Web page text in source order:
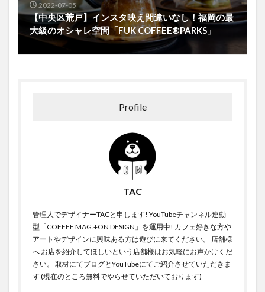
2022-07-05
【中央区荒戸】インスタ映え間違いなし！福岡の最
大級のオシャレ空間「FUK COFFEE®︎PARKS」
Profile
TAC
管理人でデザイナーTACと申します! YouTubeチャンネル連動
型「COFFEE MAG.+ON DESIGN」を運用中! カフェ好きな方や
アートやデザインに興味ある方は遊びに来てください。 店舗様
へ お店を紹介してほしいという店舗様はお気軽にお声かけくだ
さい。 取材にてブログとYouTubeにてご紹介させていただきま
す (現在のところ無料でやらせていただいております)